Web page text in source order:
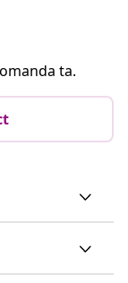
ta.